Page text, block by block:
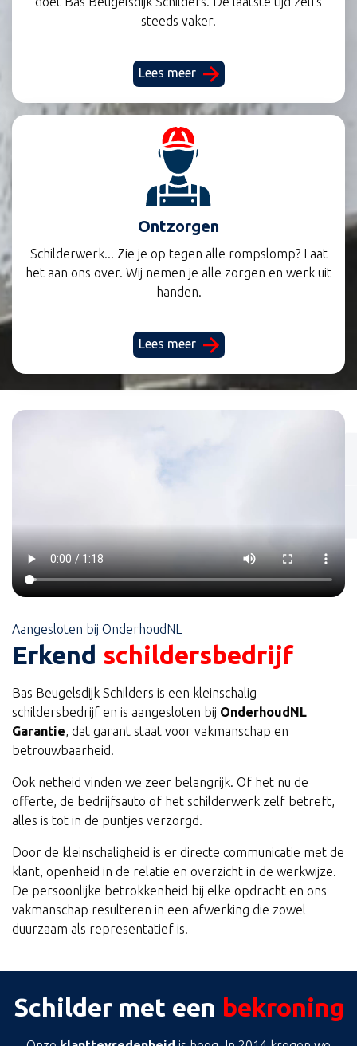
steeds vaker.
Lees meer
Ontzorgen
Schilderwerk... Zie je op tegen alle rompslomp? Laat
het aan ons over. Wij nemen je alle zorgen en werk uit
handen.
Lees meer
Aangesloten bij OnderhoudNL
Erkend schildersbedrijf
Bas Beugelsdijk Schilders is een kleinschalig
schildersbedrijf en is aangesloten bij OnderhoudNL
Garantie, dat garant staat voor vakmanschap en
betrouwbaarheid.
Ook netheid vinden we zeer belangrijk. Of het nu de
offerte, de bedrijfsauto of het schilderwerk zelf betreft,
alles is tot in de puntjes verzorgd.
Door de kleinschaligheid is er directe communicatie met de
klant, openheid in de relatie en overzicht in de werkwijze.
De persoonlijke betrokkenheid bij elke opdracht en ons
vakmanschap resulteren in een afwerking die zowel
duurzaam als representatief is.
Schilder met een bekroning